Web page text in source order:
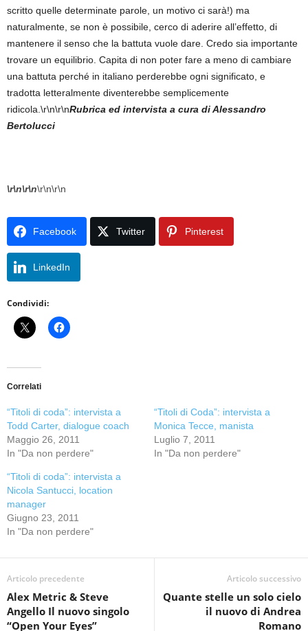
scritto quelle determinate parole, un motivo ci sarà!) ma
naturalmente, se non è possibile, cerco di aderire all’effetto, di
mantenere il senso che la battuta vuole dare. Credo sia importante
trovare un equilibrio. Capita di non poter fare a meno di cambiare
una battuta perché in italiano perderebbe ogni significato, e
tradotta letteralmente diventerebbe semplicemente
ridicola.\r\n\r\nRubrica ed intervista a cura di Alessandro
Bertolucci
\r\n\r\n\r\n\r\n
Facebook Twitter Pinterest
LinkedIn
Condividi:
Correlati
“Titoli di coda”: intervista a
Todd Carter, dialogue coach
Maggio 26, 2011
In "Da non perdere"
“Titoli di Coda”: intervista a
Monica Tecce, manista
Luglio 7, 2011
In "Da non perdere"
“Titoli di coda”: intervista a
Nicola Santucci, location
manager
Giugno 23, 2011
In "Da non perdere"
Articolo precedente
Alex Metric & Steve
Angello Il nuovo singolo
“Open Your Eyes”
Articolo successivo
Quante stelle un solo cielo
il nuovo di Andrea
Romano